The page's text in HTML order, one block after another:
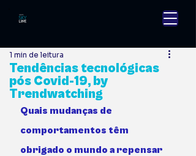
Tendências tecnológicas
pós Covid-19, by
Trendwatching
1 min de leitura
Quais mudanças de
comportamentos têm
obrigado o mundo a repensar